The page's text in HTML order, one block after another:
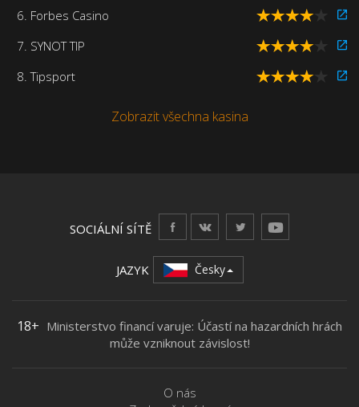
6. Forbes Casino
7. SYNOT TIP
8. Tipsport
Zobrazit všechna kasina
SOCIÁLNÍ SÍTĚ
JAZYK Česky
18+ Ministerstvo financí varuje: Účastí na hazardních hrách
může vzniknout závislost!
O nás